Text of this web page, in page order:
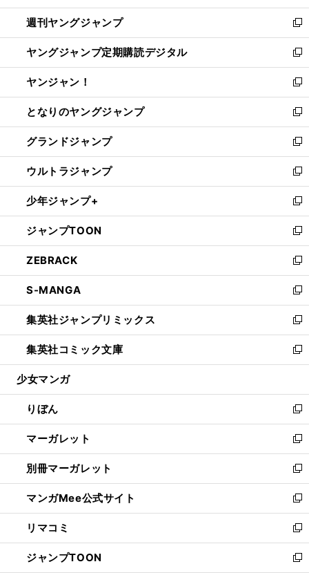
開
く
ウ
で
開
く
ン
ド
ウ
で
開
く
ウ
ィ
ン
ド
ウ
で
開
く
週刊ヤングジャンプ
新
し
い
ウ
ィ
ン
ド
ウ
で
開
く
ヤングジャンプ定期購読デジタル
新
し
い
ウ
ィ
ン
ド
ウ
で
開
く
ヤンジャン！
新
し
い
ウ
ィ
ン
ド
ウ
で
開
く
となりのヤングジャンプ
新
し
い
ウ
ィ
ン
ド
ウ
で
開
く
グランドジャンプ
新
し
い
ウ
ィ
ン
ド
ウ
で
開
く
ウルトラジャンプ
新
し
い
ウ
ィ
ン
ド
ウ
で
開
く
少年ジャンプ+
新
し
い
ウ
ィ
ン
ド
ウ
で
開
く
ジャンプTOON
新
し
い
ウ
ィ
ン
ド
ウ
で
開
ZEBRACK
新
し
い
ウ
ィ
ン
ド
ウ
開
く
S-MANGA
新
し
い
ウ
ィ
ン
ウ
で
開
く
集英社ジャンプリミックス
新
し
い
ウ
ン
ド
ウ
で
開
く
集英社コミック文庫
新
し
ウ
ィ
ン
ド
ウ
で
開
く
少女マンガ
りぼん
新
し
い
ウ
ィ
ン
ド
ウ
で
開
く
マーガレット
新
し
い
ウ
ィ
ン
ド
ウ
で
別冊マーガレット
新
し
い
ウ
ィ
ン
ド
マンガMee公式サイト
新
し
い
ウ
ィ
リマコミ
新
し
い
ジャンプTOON
新